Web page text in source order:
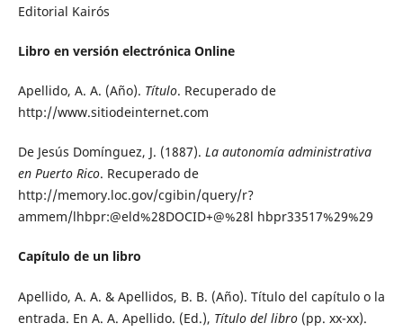
Editorial Kairós
Libro en versión electrónica Online
Apellido, A. A. (Año). Título. Recuperado de
http://www.sitiodeinternet.com
De Jesús Domínguez, J. (1887). La autonomía administrativa
en Puerto Rico. Recuperado de
http://memory.loc.gov/cgibin/query/r?
ammem/lhbpr:@eld%28DOCID+@%28l hbpr33517%29%29
Capítulo de un libro
Apellido, A. A. & Apellidos, B. B. (Año). Título del capítulo o la
entrada. En A. A. Apellido. (Ed.), Título del libro (pp. xx-xx).